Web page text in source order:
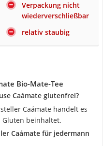
Verpackung nicht
wiederverschließbar
relativ staubig
Bio-Mate-Tee
Caámate glutenfrei?
Caámate handelt es
Gluten beinhaltet.
Caámate für jedermann